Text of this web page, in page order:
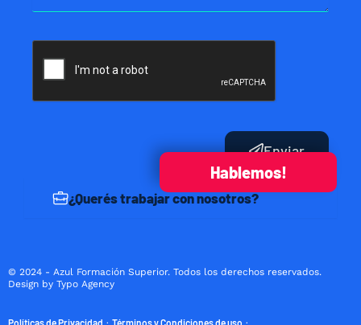
Hablemos!
¿Querés trabajar con nosotros?
Enviar
© 2024 - Azul Formación Superior. Todos los derechos reservados.
Design by Typo Agency
Políticas de Privacidad Términos y Condiciones de uso